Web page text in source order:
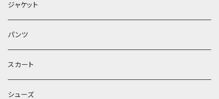
ジャケット
パンツ
スカート
シューズ